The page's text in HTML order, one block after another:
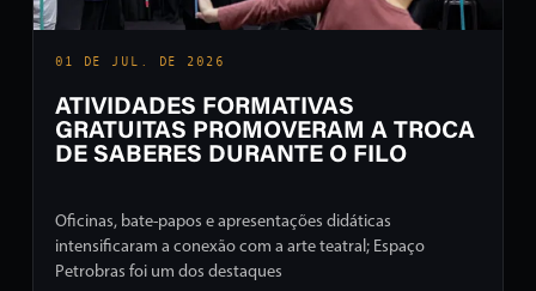
01 DE JUL. DE 2026
ATIVIDADES FORMATIVAS
GRATUITAS PROMOVERAM A TROCA
DE SABERES DURANTE O FILO
Oficinas, bate-papos e apresentações didáticas
intensificaram a conexão com a arte teatral; Espaço
Petrobras foi um dos destaques